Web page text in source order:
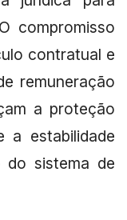
compromisso
contratual e
remuneração
a proteção
a estabilidade
do sistema de